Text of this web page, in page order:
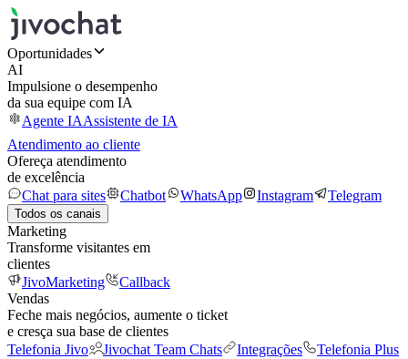
Oportunidades
AI
Impulsione o desempenho
da sua equipe com IA
Agente IAAssistente de IA
Atendimento ao cliente
Ofereça atendimento
de excelência
Chat para sites
Chatbot WhatsApp Instagram Telegram
Todos os canais
Marketing
Transforme visitantes em
clientes
JivoMarketing
Callback
Vendas
Feche mais negócios, aumente o ticket
e cresça sua base de clientes
Telefonia Jivo
Jivochat Team Chats Integrações
Telefonia Plus